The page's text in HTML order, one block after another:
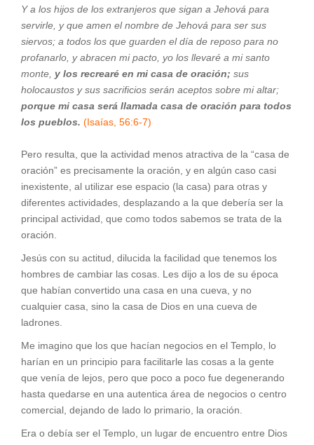
Y a los hijos de los extranjeros que sigan a Jehová para
servirle, y que amen el nombre de Jehová para ser sus
siervos; a todos los que guarden el día de reposo para no
profanarlo, y abracen mi pacto, yo los llevaré a mi santo
monte, y los recrearé en mi casa de oración; sus
holocaustos y sus sacrificios serán aceptos sobre mi altar;
porque mi casa será llamada casa de oración para todos
los pueblos. (Isaías, 56:6-7)
Pero resulta, que la actividad menos atractiva de la “casa de
oración” es precisamente la oración, y en algún caso casi
inexistente, al utilizar ese espacio (la casa) para otras y
diferentes actividades, desplazando a la que debería ser la
principal actividad, que como todos sabemos se trata de la
oración.
Jesús con su actitud, dilucida la facilidad que tenemos los
hombres de cambiar las cosas. Les dijo a los de su época
que habían convertido una casa en una cueva, y no
cualquier casa, sino la casa de Dios en una cueva de
ladrones.
Me imagino que los que hacían negocios en el Templo, lo
harían en un principio para facilitarle las cosas a la gente
que venía de lejos, pero que poco a poco fue degenerando
hasta quedarse en una autentica área de negocios o centro
comercial, dejando de lado lo primario, la oración.
Era o debía ser el Templo, un lugar de encuentro entre Dios